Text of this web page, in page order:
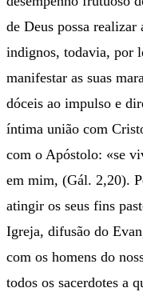
de Deus possa
indignos, todavia, por
manifestar as suas
dóceis ao impulso e
íntima união com
com o Apóstolo: «se
em mim, (Gál. 2,20).
atingir os seus fins
Igreja, difusão do
com os homens do
todos os sacerdotes a